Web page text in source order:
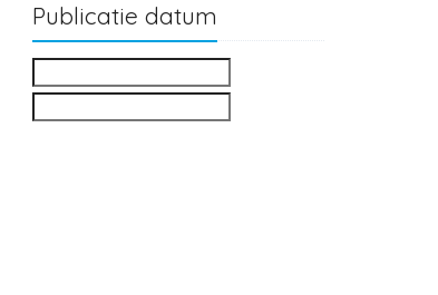
Publicatie datum